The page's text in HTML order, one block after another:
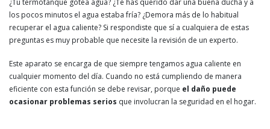
los pocos minutos el agua estaba fría? ¿Demora más de lo habitual
recuperar el agua caliente? Si respondiste que sí a cualquiera de estas
preguntas es muy probable que necesite la revisión de un experto.
Este aparato se encarga de que siempre tengamos agua caliente en
cualquier momento del día. Cuando no está cumpliendo de manera
eficiente con esta función se debe revisar, porque el daño puede
ocasionar problemas serios que involucran la seguridad en el hogar.